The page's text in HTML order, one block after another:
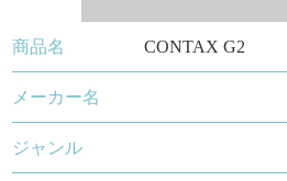
商品名 CONTAX G2
メーカー名
ジャンル